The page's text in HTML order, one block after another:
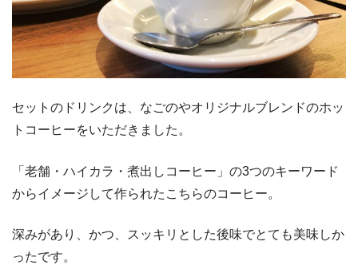
セットのドリンクは、なごのやオリジナルブレンドのホッ
トコーヒーをいただきました。
「老舗・ハイカラ・煮出しコーヒー」の3つのキーワード
からイメージして作られたこちらのコーヒー。
深みがあり、かつ、スッキリとした後味でとても美味しか
ったです。